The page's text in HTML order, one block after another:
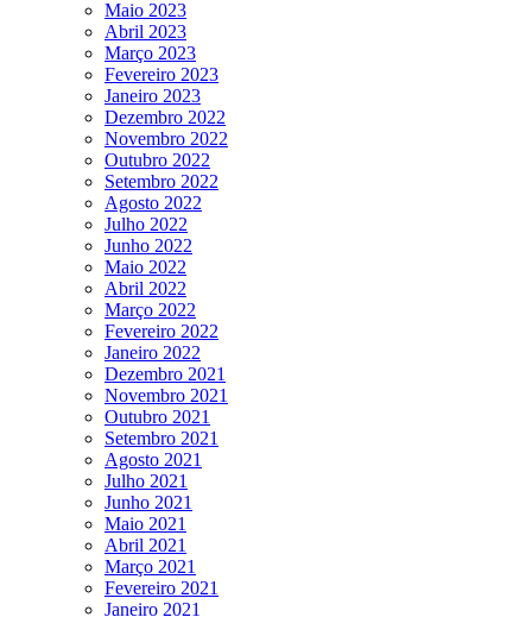
Maio 2023
Abril 2023
Março 2023
Fevereiro 2023
Janeiro 2023
Dezembro 2022
Novembro 2022
Outubro 2022
Setembro 2022
Agosto 2022
Julho 2022
Junho 2022
Maio 2022
Abril 2022
Março 2022
Fevereiro 2022
Janeiro 2022
Dezembro 2021
Novembro 2021
Outubro 2021
Setembro 2021
Agosto 2021
Julho 2021
Junho 2021
Maio 2021
Abril 2021
Março 2021
Fevereiro 2021
Janeiro 2021